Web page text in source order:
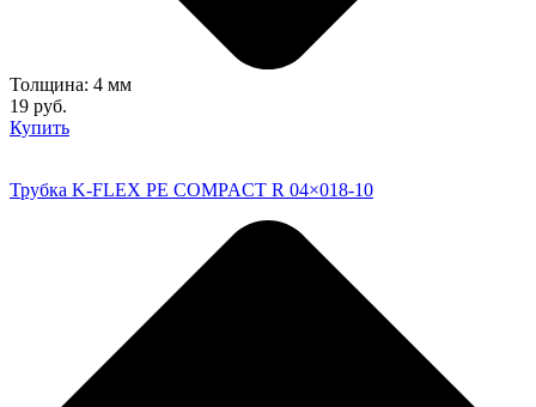
Толщина: 4 мм
19 руб.
Купить
Трубка K-FLEX PE COMPACT R 04×018-10